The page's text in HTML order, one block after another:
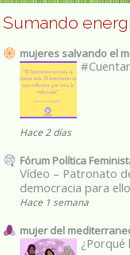
Sumando
mujeres salvando el
Hace 2 días
Fórum Política
Vídeo – Patronato
democracia para
Hace 1 semana
mujer del